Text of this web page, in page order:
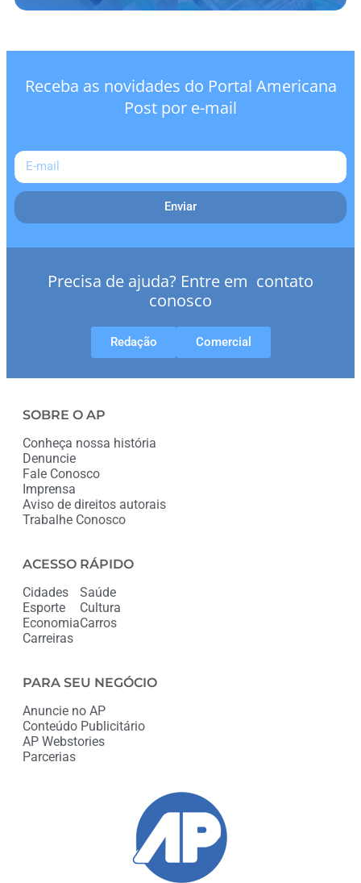
Receba as novidades do Portal Americana
Post por e-mail
Enviar
Precisa de ajuda? Entre em contato
conosco
Redação Comercial
SOBRE O AP
Conheça nossa história
Denuncie
Fale Conosco
Imprensa
Aviso de direitos autorais
Trabalhe Conosco
ACESSO RÁPIDO
Cidades
Esporte
Economia
Carreiras
Saúde
Cultura
Carros
PARA SEU NEGÓCIO
Anuncie no AP
Conteúdo Publicitário
AP Webstories
Parcerias